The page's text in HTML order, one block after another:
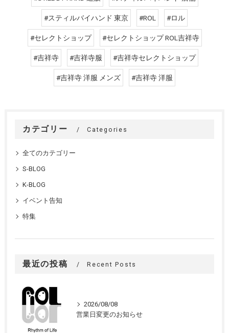
#スティルバイハンド 東京 #ROL #ロル
#セレクトショップ #セレクトショップ ROL吉祥寺
#吉祥寺 #吉祥寺服 #吉祥寺セレクトショップ
#吉祥寺 洋服 メンズ #吉祥寺 洋服
カテゴリー Categories
全てのカテゴリー
S-BLOG
K-BLOG
イベント告知
特集
最近の投稿 Recent Posts
2026/08/08
営業日変更のお知らせ